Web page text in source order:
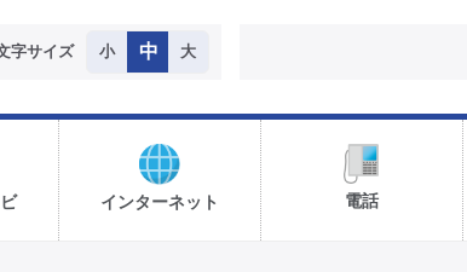
字サイズ 小 中 大
インターネット 電話